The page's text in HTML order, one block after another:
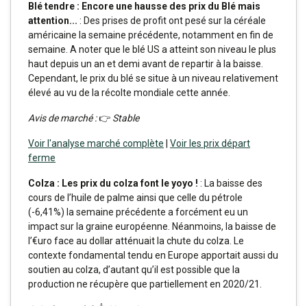
Blé tendre : Encore une hausse des prix du Blé mais
attention... : Des prises de profit ont pesé sur la céréale
américaine la semaine précédente, notamment en fin de
semaine. A noter que le blé US a atteint son niveau le plus
haut depuis un an et demi avant de repartir à la baisse.
Cependant, le prix du blé se situe à un niveau relativement
élevé au vu de la récolte mondiale cette année.
Avis de marché :👉 Stable
Voir l'analyse marché complète
Voir les prix départ
ferme
Colza : Les prix du colza font le yoyo ! : La baisse des
cours de l’huile de palme ainsi que celle du pétrole
(-6,41%) la semaine précédente a forcément eu un
impact sur la graine européenne. Néanmoins, la baisse de
l’€uro face au dollar atténuait la chute du colza. Le
contexte fondamental tendu en Europe apportait aussi du
soutien au colza, d’autant qu’il est possible que la
production ne récupère que partiellement en 2020/21.